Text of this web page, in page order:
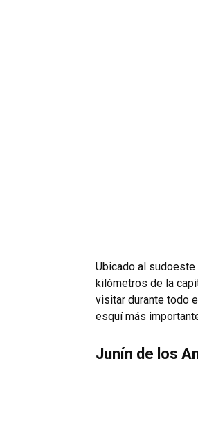
Ubicado al sudoeste
kilómetros de la
visitar durante todo
esquí más
Junín de los